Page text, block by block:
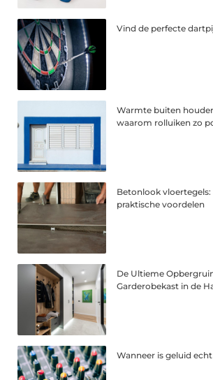
Vind de perfecte
Warmte buiten
waarom rolluiken zo
Betonlook
praktische voordelen
De Ultieme
Garderobekast in de
Wanneer is geluid